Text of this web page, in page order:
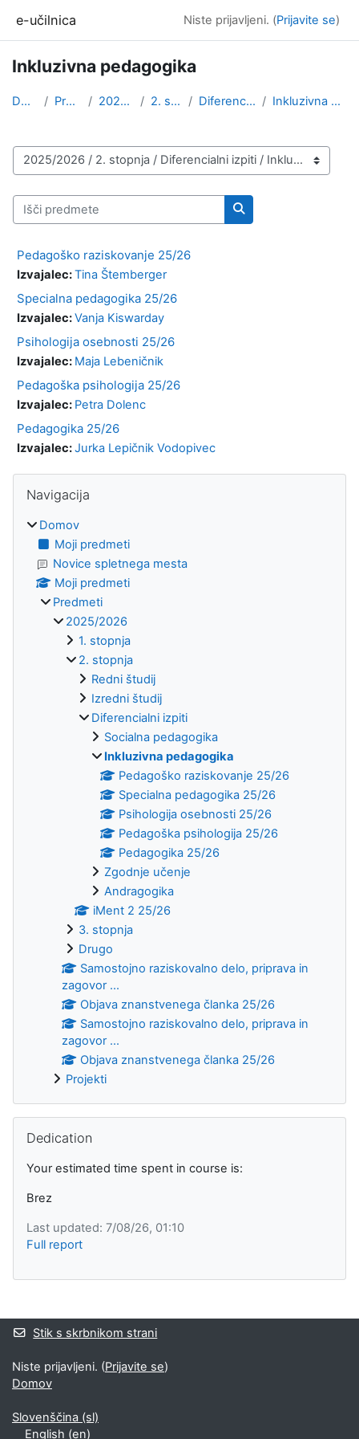
e-učilnica Niste prijavljeni. (Prijavite se)
Inkluzivna pedagogika
Domov Predmeti 2025/2026 2. stopnja Diferencialni izpiti Inkluzivna pedagogika
Kategorije predmetov
Išči predmete
Išči predmete
Pedagoško raziskovanje 25/26
Izvajalec:Tina Štemberger
Specialna pedagogika 25/26
Izvajalec:Vanja Kiswarday
Psihologija osebnosti 25/26
Izvajalec: Maja Lebeničnik
Pedagoška psihologija 25/26
Izvajalec: Petra Dolenc
Pedagogika 25/26
Izvajalec:Jurka Lepičnik Vodopivec
Bloki
Navigacija
Domov
Moji predmeti
Novice spletnega mesta
Moji predmeti
Predmeti
2025/2026
1. stopnja
2. stopnja
Redni študij
Izredni študij
Diferencialni izpiti
Socialna pedagogika
Inkluzivna pedagogika
Pedagoško raziskovanje 25/26
Specialna pedagogika 25/26
Psihologija osebnosti 25/26
Pedagoška psihologija 25/26
Pedagogika 25/26
Zgodnje učenje
Andragogika
iMent 2 25/26
3. stopnja
Drugo
Samostojno raziskovalno delo, priprava in
zagovor ...
Objava znanstvenega članka 25/26
Samostojno raziskovalno delo, priprava in
zagovor ...
Objava znanstvenega članka 25/26
Projekti
Dedication
Your estimated time spent in course is:
Brez
Last updated: 7/08/26, 01:10
Full report
Supplementary blocks
Stik s skrbnikom strani
Niste prijavljeni. (Prijavite se)
Domov
Slovenščina ‎(sl)‎
English ‎(en)‎